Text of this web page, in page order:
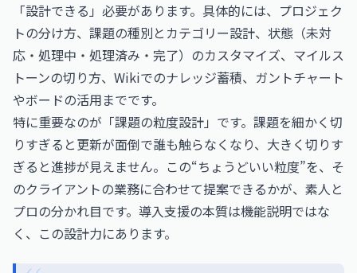
「設計できる」必要があります。具体的には、プロジェク
トの分け方、課題の種別とカテゴリー設計、状態（未対
応・処理中・処理済み・完了）のカスタマイズ、マイルス
トーンの切り方、Wikiでのナレッジ蓄積、ガントチャート
やボードの活用までです。
特に重要なのが「課題の粒度設計」です。課題を細かく切
りすぎると更新が面倒で誰も触らなくなり、大きく切りす
ぎると進捗が見えません。この“ちょうどいい粒度”を、そ
のクライアントの業務に合わせて提案できるかが、素人と
プロの分かれ目です。導入支援の本質は機能説明ではな
く、この設計力にあります。